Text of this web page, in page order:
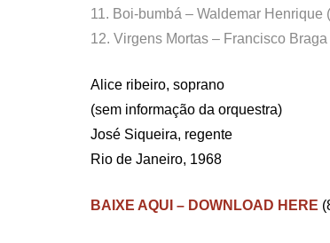
11. Boi-bumbá – Waldemar Henrique
12. Virgens Mortas – Francisco
Alice ribeiro, soprano
(sem informação da orquestra)
José Siqueira, regente
Rio de Janeiro, 1968
BAIXE AQUI – DOWNLOAD HERE